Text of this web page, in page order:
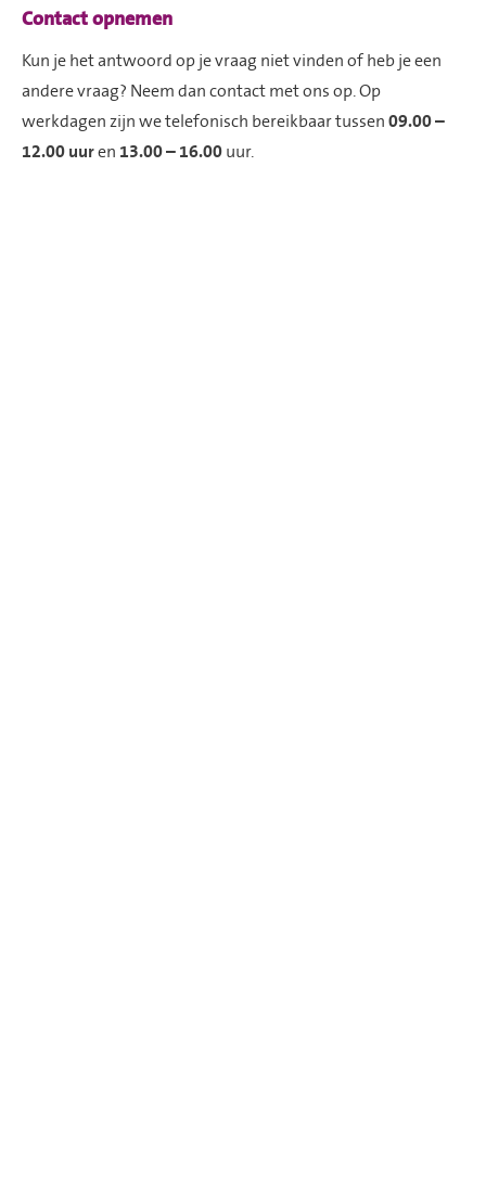
Contactinformatie
Contact opnemen
Kun je het antwoord op je vraag niet vinden of heb je een
andere vraag? Neem dan contact met ons op. Op
werkdagen zijn we telefonisch bereikbaar tussen 09.00 –
12.00 uuren 13.00 – 16.00 uur.